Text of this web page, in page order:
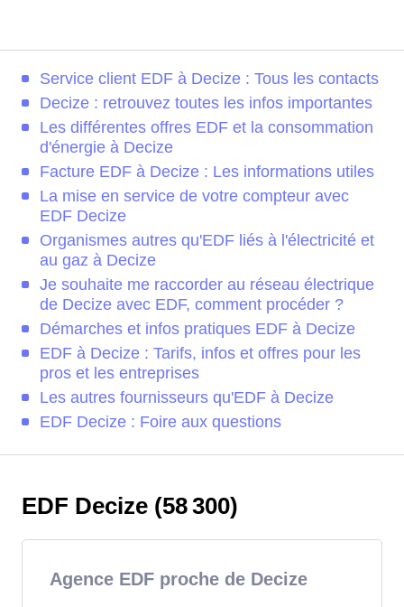
Service client EDF à Decize : Tous les contacts
Decize : retrouvez toutes les infos importantes
Les différentes offres EDF et la consommation
d'énergie à Decize
Facture EDF à Decize : Les informations utiles
La mise en service de votre compteur avec
EDF Decize
Organismes autres qu'EDF liés à l'électricité et
au gaz à Decize
Je souhaite me raccorder au réseau électrique
de Decize avec EDF, comment procéder ?
Démarches et infos pratiques EDF à Decize
EDF à Decize : Tarifs, infos et offres pour les
pros et les entreprises
Les autres fournisseurs qu'EDF à Decize
EDF Decize : Foire aux questions
EDF Decize (58 300)
Agence EDF proche de Decize